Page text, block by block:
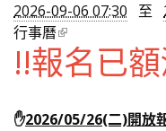
2026-09-06 07:30 至
行事曆
!!報名已
✋2026/05/26(二)開放